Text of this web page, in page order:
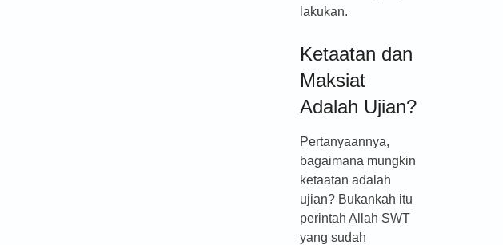
lakukan.
Ketaatan dan
Maksiat
Adalah Ujian?
Pertanyaannya,
bagaimana mungkin
ketaatan adalah
ujian? Bukankah itu
perintah Allah SWT
yang sudah